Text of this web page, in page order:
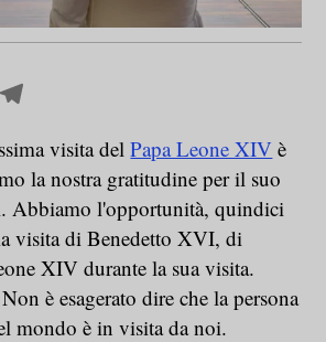
WhatsApp
visita delPapa Leone XIV è
la nostra gratitudine per il suo
Abbiamo l'opportunità, quindici
visita di Benedetto XVI, di
XIV durante la sua visita.
è esagerato dire che la persona
mondo è in visita da noi.